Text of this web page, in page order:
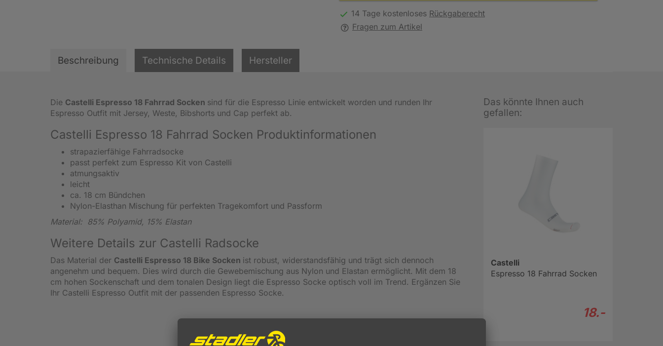
14 Tage kostenloses Rückgaberecht
Fragen zum Artikel
Beschreibung Technische Details Hersteller
Die Castelli Espresso 18 Fahrrad Socken sind für die Espresso Linie entwickelt worden und runden Ihr
Espresso Outfit mit Jersey, Weste, Bibshorts und Cap perfekt ab.
Castelli Espresso 18 Fahrrad Socken Produktinformationen
strapazierfähige Fahrradsocke
passt perfekt zum Espresso Kit von Castelli
atmungsaktiv
leicht
ca. 18 cm Bündchen
Nylon-Elasthan Mischung für perfekten Tragekomfort und Passform
Material: 85% Polyamid, 15% Elastan
Weitere Details zur Castelli Radsocke
Das Material der Castelli Espresso 18 Bike Socken ist robust, widerstandsfähig und trägt sich dennoch
angenehm und bequem. Dies wird durch die Gewebemischung aus Nylon und Elastan ermöglicht. Mit dem 18
cm hohen Sockenschaft und dem tonalen Design liegt die Espresso Socke optisch voll im Trend. Ergänzen Sie
Ihr Castelli Espresso Outfit mit der passenden Espresso Socke.
Das könnte Ihnen auch
gefallen:
Castelli
Espresso 18 Fahrrad Socken
18.-